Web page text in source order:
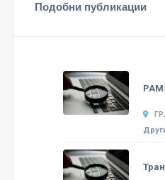
Подобни публикации